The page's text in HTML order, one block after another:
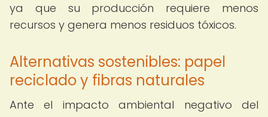
ya que su producción requiere menos
recursos y genera menos residuos tóxicos.
Alternativas sostenibles: papel
reciclado y fibras naturales
Ante el impacto ambiental negativo del